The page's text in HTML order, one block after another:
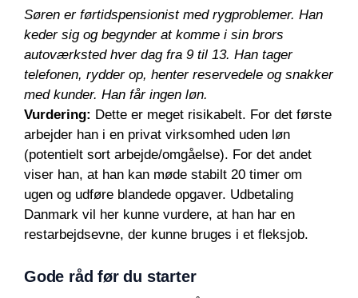
Søren er førtidspensionist med rygproblemer. Han
keder sig og begynder at komme i sin brors
autoværksted hver dag fra 9 til 13. Han tager
telefonen, rydder op, henter reservedele og snakker
med kunder. Han får ingen løn.
Vurdering: Dette er meget risikabelt. For det første
arbejder han i en privat virksomhed uden løn
(potentielt sort arbejde/omgåelse). For det andet
viser han, at han kan møde stabilt 20 timer om
ugen og udføre blandede opgaver. Udbetaling
Danmark vil her kunne vurdere, at han har en
restarbejdsevne, der kunne bruges i et fleksjob.
Gode råd før du starter